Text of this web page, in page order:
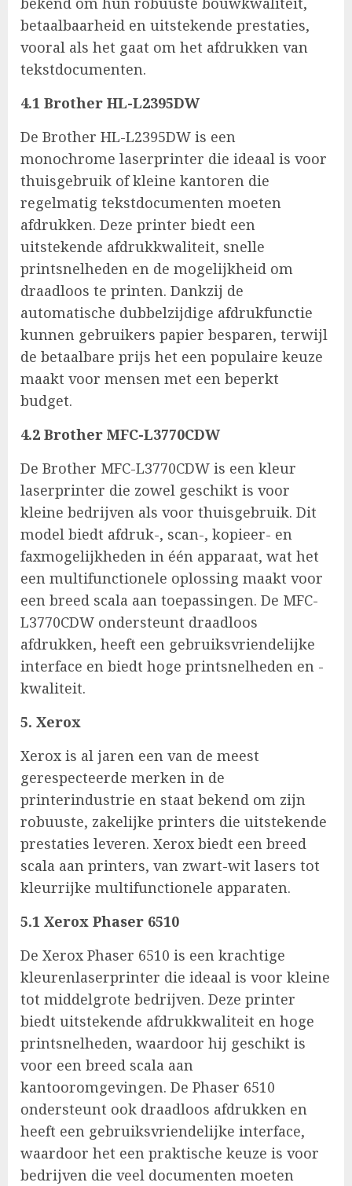
betaalbaarheid en uitstekende prestaties,
vooral als het gaat om het afdrukken van
tekstdocumenten.
4.1 Brother HL-L2395DW
De Brother HL-L2395DW is een
monochrome laserprinter die ideaal is voor
thuisgebruik of kleine kantoren die
regelmatig tekstdocumenten moeten
afdrukken. Deze printer biedt een
uitstekende afdrukkwaliteit, snelle
printsnelheden en de mogelijkheid om
draadloos te printen. Dankzij de
automatische dubbelzijdige afdrukfunctie
kunnen gebruikers papier besparen, terwijl
de betaalbare prijs het een populaire keuze
maakt voor mensen met een beperkt
budget.
4.2 Brother MFC-L3770CDW
De Brother MFC-L3770CDW is een kleur
laserprinter die zowel geschikt is voor
kleine bedrijven als voor thuisgebruik. Dit
model biedt afdruk-, scan-, kopieer- en
faxmogelijkheden in één apparaat, wat het
een multifunctionele oplossing maakt voor
een breed scala aan toepassingen. De MFC-
L3770CDW ondersteunt draadloos
afdrukken, heeft een gebruiksvriendelijke
interface en biedt hoge printsnelheden en -
kwaliteit.
5. Xerox
Xerox is al jaren een van de meest
gerespecteerde merken in de
printerindustrie en staat bekend om zijn
robuuste, zakelijke printers die uitstekende
prestaties leveren. Xerox biedt een breed
scala aan printers, van zwart-wit lasers tot
kleurrijke multifunctionele apparaten.
5.1 Xerox Phaser 6510
De Xerox Phaser 6510 is een krachtige
kleurenlaserprinter die ideaal is voor kleine
tot middelgrote bedrijven. Deze printer
biedt uitstekende afdrukkwaliteit en hoge
printsnelheden, waardoor hij geschikt is
voor een breed scala aan
kantooromgevingen. De Phaser 6510
ondersteunt ook draadloos afdrukken en
heeft een gebruiksvriendelijke interface,
waardoor het een praktische keuze is voor
bedrijven die veel documenten moeten